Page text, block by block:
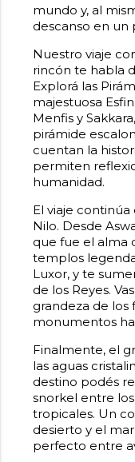
mundo y, al
descanso en un
Nuestro viaje
rincón te habla
Explorá las
majestuosa
Menfis y
pirámide
cuentan la
permiten
humanidad.
El viaje
Nilo. Desde
que fue el alma
templos
Luxor, y te
de los Reyes.
grandeza de los
monumentos
Finalmente, el
las aguas
destino podés
snorkel entre
tropicales. Un
desierto y el
perfecto entre